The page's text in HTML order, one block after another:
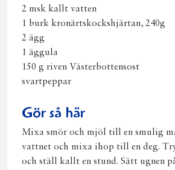
2 msk kallt vatten
1 burk kronärtskockshjärtan, 240g
2 ägg
1 äggula
150 g riven Västerbottensost
svartpeppar
Gör så här
Mixa smör och mjöl till en smulig
vattnet och mixa ihop till en deg.
och ställ kallt en stund. Sätt ugnen